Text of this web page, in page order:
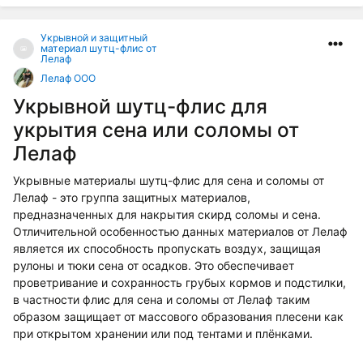
Укрывной и защитный
материал шутц-флис от
Лелаф
Лелаф ООО
Укрывной шутц-флис для
укрытия сена или соломы от
Лелаф
Укрывные материалы шутц-флис для сена и соломы от
Лелаф - это группа защитных материалов,
предназначенных для накрытия скирд соломы и сена.
Отличительной особенностью данных материалов от Лелаф
является их способность пропускать воздух, защищая
рулоны и тюки сена от осадков. Это обеспечивает
проветривание и сохранность грубых кормов и подстилки,
в частности флис для сена и соломы от Лелаф таким
образом защищает от массового образования плесени как
при открытом хранении или под тентами и плёнками.